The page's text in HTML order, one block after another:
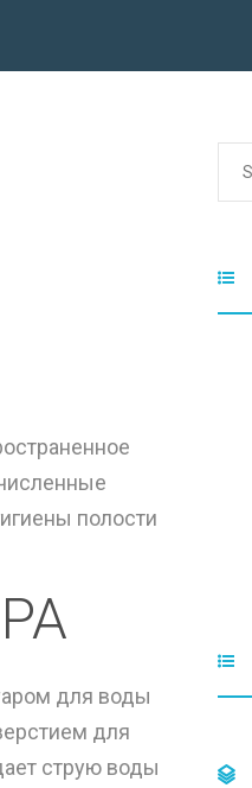
полости
для воды
для
струю воды